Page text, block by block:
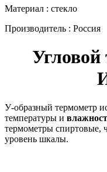
Материал : стекло
Производитель : Россия
Угловой
У-образный термометр
температуры и
термометры спиртовые,
уровень шкалы.